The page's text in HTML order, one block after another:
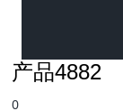
产品4882
0